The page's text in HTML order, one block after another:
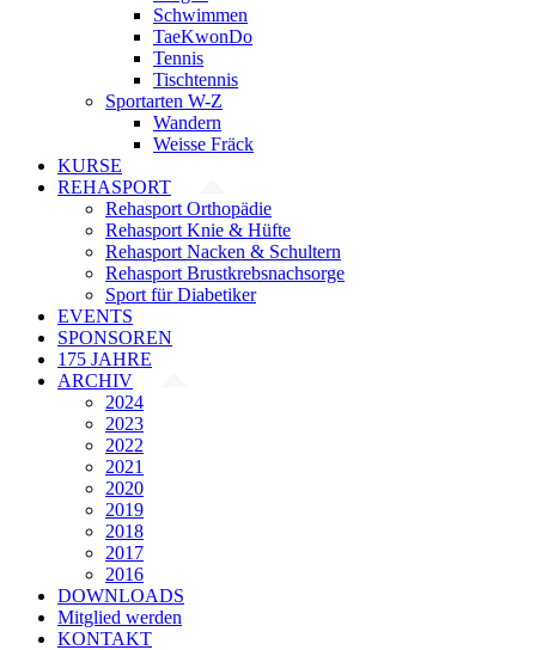
Schwimmen
TaeKwonDo
Tennis
Tischtennis
Sportarten W-Z
Wandern
Weisse Fräck
KURSE
REHASPORT
Rehasport Orthopädie
Rehasport Knie & Hüfte
Rehasport Nacken & Schultern
Rehasport Brustkrebsnachsorge
Sport für Diabetiker
EVENTS
SPONSOREN
175 JAHRE
ARCHIV
2024
2023
2022
2021
2020
2019
2018
2017
2016
DOWNLOADS
Mitglied werden
KONTAKT